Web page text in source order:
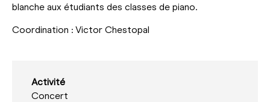
blanche aux étudiants des classes de piano.
Coordination : Victor Chestopal
Activité
Concert